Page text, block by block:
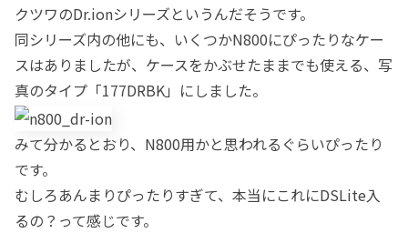
クツワのDr.ionシリーズというんだそうです。
同シリーズ内の他にも、いくつかN800にぴったりなケー
スはありましたが、ケースをかぶせたままでも使える、写
真のタイプ「177DRBK」にしました。
みて分かるとおり、N800用かと思われるぐらいぴったり
です。
むしろあんまりぴったりすぎて、本当にこれにDSLite入
るの？って感じです。